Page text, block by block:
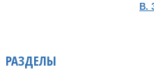
В.
РАЗДЕЛЫ